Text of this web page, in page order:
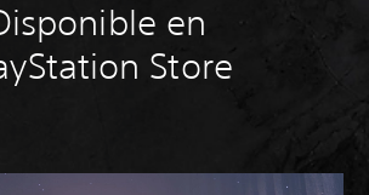
en
Store